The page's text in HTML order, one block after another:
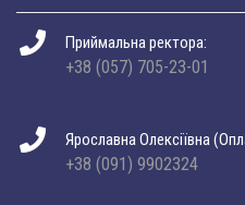
Приймальна ректора:
+38 (057) 705-23-01
Ярославна Олексіївна
+38 (091) 9902324